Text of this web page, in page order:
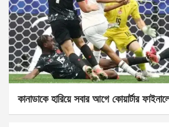
কানাডাকে হারিয়ে সবার আগে কোয়ার্টার